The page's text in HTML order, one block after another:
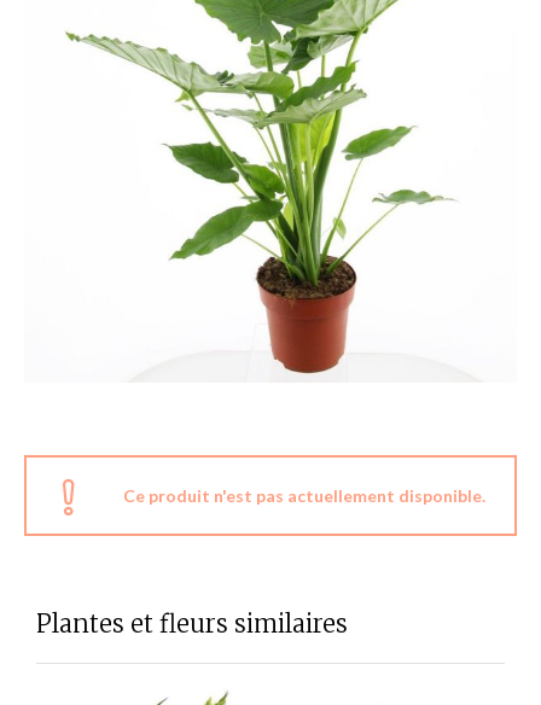
Ce produit n'est pas actuellement disponible.
Plantes et fleurs similaires